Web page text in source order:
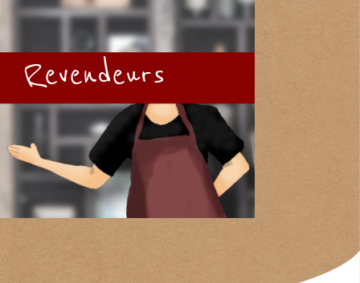
Revendeurs